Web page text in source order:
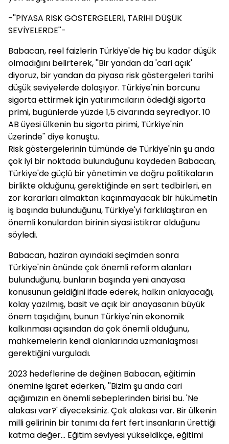
-''PİYASA RİSK GÖSTERGELERİ, TARİHİ DÜŞÜK
SEVİYELERDE''-
Babacan, reel faizlerin Türkiye'de hiç bu kadar düşük
olmadığını belirterek, ''Bir yandan da 'cari açık'
diyoruz, bir yandan da piyasa risk göstergeleri tarihi
düşük seviyelerde dolaşıyor. Türkiye'nin borcunu
sigorta ettirmek için yatırımcıların ödediği sigorta
primi, bugünlerde yüzde 1,5 civarında seyrediyor. 10
AB üyesi ülkenin bu sigorta pirimi, Türkiye'nin
üzerinde'' diye konuştu.
Risk göstergelerinin tümünde de Türkiye'nin şu anda
çok iyi bir noktada bulunduğunu kaydeden Babacan,
Türkiye'de güçlü bir yönetimin ve doğru politikaların
birlikte olduğunu, gerektiğinde en sert tedbirleri, en
zor kararları almaktan kaçınmayacak bir hükümetin
iş başında bulunduğunu, Türkiye'yi farklılaştıran en
önemli konulardan birinin siyasi istikrar olduğunu
söyledi.
Babacan, haziran ayındaki seçimden sonra
Türkiye'nin önünde çok önemli reform alanları
bulunduğunu, bunların başında yeni anayasa
konusunun geldiğini ifade ederek, halkın anlayacağı,
kolay yazılmış, basit ve açık bir anayasanın büyük
önem taşıdığını, bunun Türkiye'nin ekonomik
kalkınması açısından da çok önemli olduğunu,
mahkemelerin kendi alanlarında uzmanlaşması
gerektiğini vurguladı.
2023 hedeflerine de değinen Babacan, eğitimin
önemine işaret ederken, ''Bizim şu anda cari
açığımızın en önemli sebeplerinden birisi bu. 'Ne
alakası var?' diyeceksiniz. Çok alakası var. Bir ülkenin
milli gelirinin bir tanımı da fert fert insanların ürettiği
katma değer... Eğitim seviyesi yükseldikçe, eğitimi